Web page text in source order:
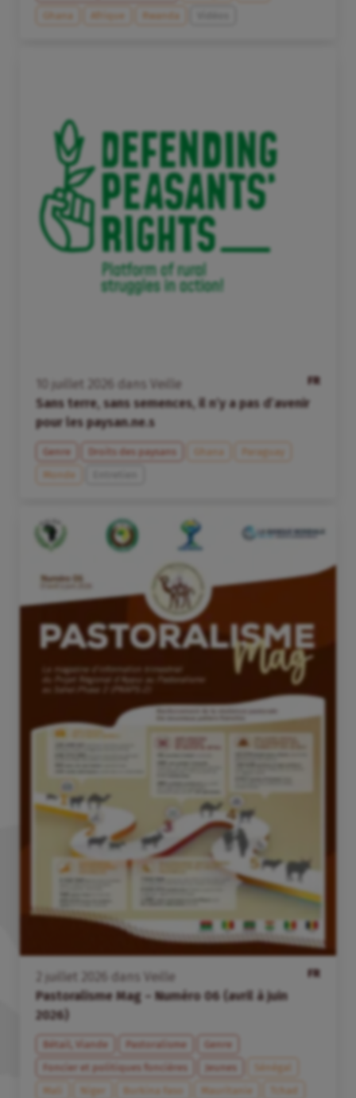
Ghana
Afrique Rwanda
FR
juillet dans
Veille
Sans terre, sans semences, il n’y a pas d’avenir
pour les paysan.ne.s
Genre Droits des paysans Ghana
Paraguay
Monde
FR
juillet dans
Veille
Pastoralisme Mag – Numéro 06 (avril à juin
2026)
Bétail, Viande Pastoralisme
Genre
Foncier et politiques foncières
Jeunes
Sénégal
Mali
Niger Burkina Faso Mauritanie Tchad